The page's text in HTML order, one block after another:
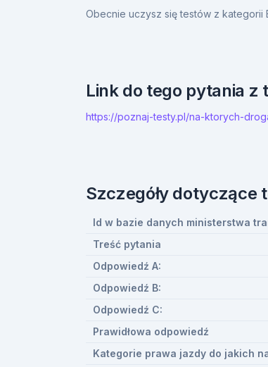
Obecnie uczysz się testów z kategorii
Link do tego pytania z
https://poznaj-testy.pl/na-ktorych-
Szczegóły dotyczące
Id w bazie danych ministerstwa
Treść pytania
Odpowiedź A:
Odpowiedź B:
Odpowiedź C:
Prawidłowa odpowiedź
Kategorie prawa jazdy do jakich